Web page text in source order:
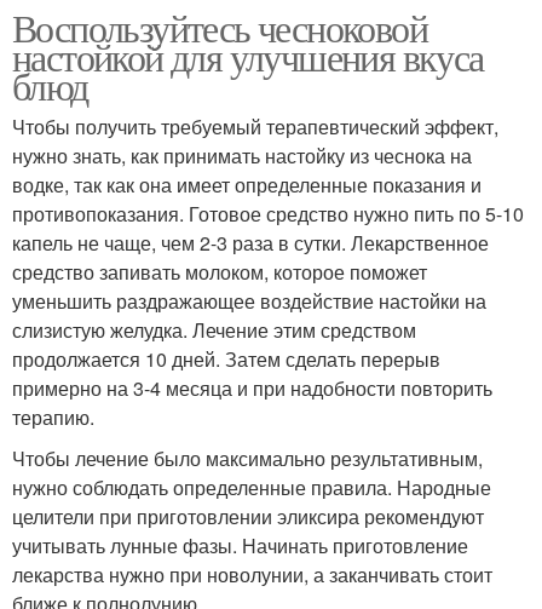
Воспользуйтесь чесноковой
настойкой для улучшения вкуса
блюд
Чтобы получить требуемый терапевтический эффект,
нужно знать, как принимать настойку из чеснока на
водке, так как она имеет определенные показания и
противопоказания. Готовое средство нужно пить по 5-10
капель не чаще, чем 2-3 раза в сутки. Лекарственное
средство запивать молоком, которое поможет
уменьшить раздражающее воздействие настойки на
слизистую желудка. Лечение этим средством
продолжается 10 дней. Затем сделать перерыв
примерно на 3-4 месяца и при надобности повторить
терапию.
Чтобы лечение было максимально результативным,
нужно соблюдать определенные правила. Народные
целители при приготовлении эликсира рекомендуют
учитывать лунные фазы. Начинать приготовление
лекарства нужно при новолунии, а заканчивать стоит